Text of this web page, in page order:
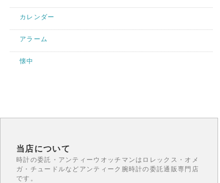
カレンダー
アラーム
懐中
当店について
時計の委託・アンティーウオッチマンはロレックス・オメ
ガ・チュードルなどアンティーク腕時計の委託通販専門店
です。